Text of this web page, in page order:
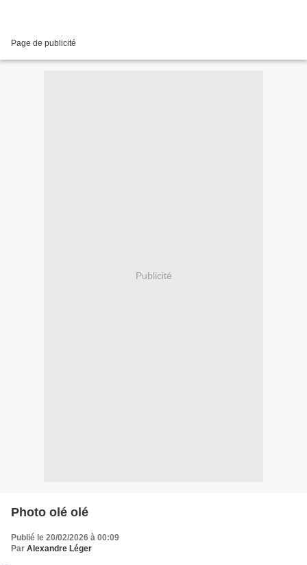
Page de publicité
Publicité
Photo olé olé
Publié le 20/02/2026 à 00:09
Par Alexandre Léger